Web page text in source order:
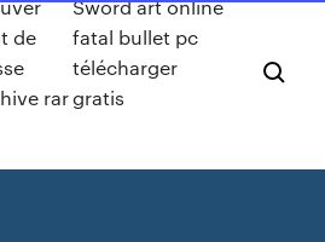
de
rar
Sword art online
fatal bullet pc
télécharger
gratis